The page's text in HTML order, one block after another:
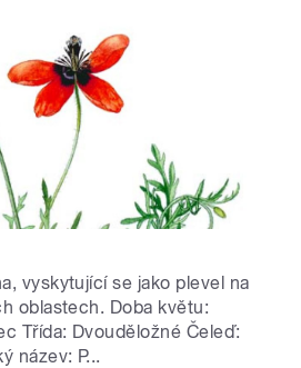
vyskytující se jako plevel na
oblastech. Doba květu:
Třída: Dvouděložné Čeleď:
název: P...